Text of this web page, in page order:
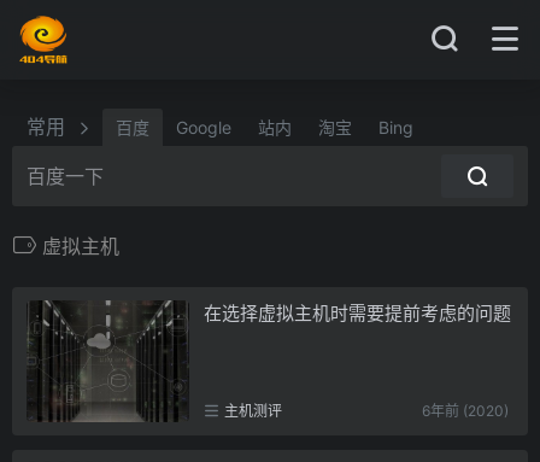
常用 百度 Google 站内 淘宝 Bing
虚拟主机
在选择虚拟主机时需要提前考虑的问题
主机测评 6年前 (2020)